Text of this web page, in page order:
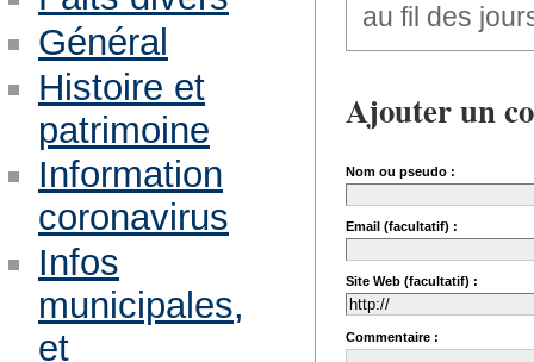
au fil des
Ajouter un
Nom ou pseudo :
Email (facultatif) :
Site Web (facultatif) :
Commentaire :
Général
Histoire et
patrimoine
Information
coronavirus
Infos
municipales,
et